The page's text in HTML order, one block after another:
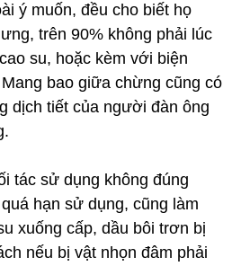
ý muốn, đều cho biết họ
trên 90% không phải lúc
su, hoặc kèm với biện
bao giữa chừng cũng có
dịch tiết của người đàn ông
tác sử dụng không đúng
hạn sử dụng, cũng làm
xuống cấp, dầu bôi trơn bị
nếu bị vật nhọn đâm phải